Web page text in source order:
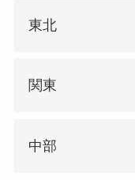
東北
関東
中部